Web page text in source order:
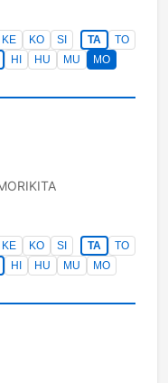
KE KO SI TA
TO
HI HU MU
MO
KE KO SI TA
TO
HI HU MU
MO